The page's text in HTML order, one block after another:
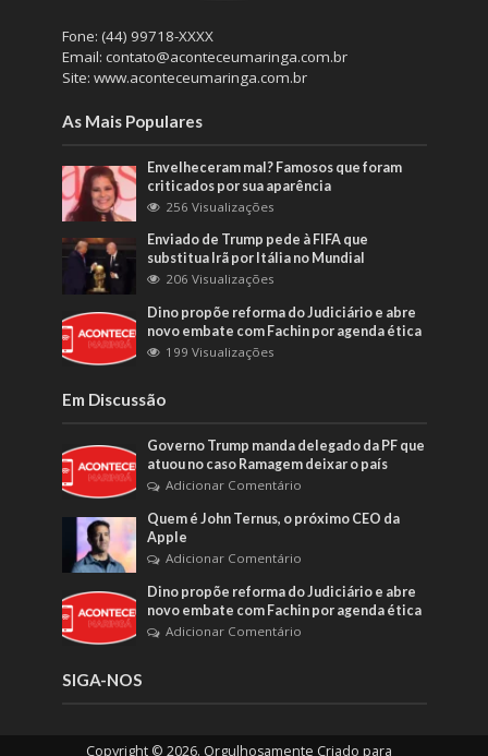
Fone: (44) 99718-XXXX
Email: contato@aconteceumaringa.com.br
Site: www.aconteceumaringa.com.br
As Mais Populares
Envelheceram mal? Famosos que foram
criticados por sua aparência
256 Visualizações
Enviado de Trump pede à FIFA que
substitua Irã por Itália no Mundial
206 Visualizações
Dino propõe reforma do Judiciário e abre
novo embate com Fachin por agenda ética
199 Visualizações
Em Discussão
Governo Trump manda delegado da PF que
atuou no caso Ramagem deixar o país
Adicionar Comentário
Quem é John Ternus, o próximo CEO da
Apple
Adicionar Comentário
Dino propõe reforma do Judiciário e abre
novo embate com Fachin por agenda ética
Adicionar Comentário
SIGA-NOS
Copyright © 2026. Orgulhosamente Criado para